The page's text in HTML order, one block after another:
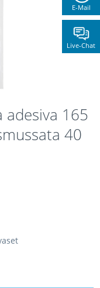
E-Mail
Live-Chat
adesiva 165
40